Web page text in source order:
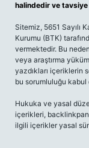
halindedir ve
Sitemiz, 5651 Sayılı
Kurumu (BTK)
vermektedir. Bu
veya araştırma
yazdıkları içeriklerin
bu sorumluluğu kabul
Hukuka ve yasal
içerikleri,
ilgili içerikler yasal